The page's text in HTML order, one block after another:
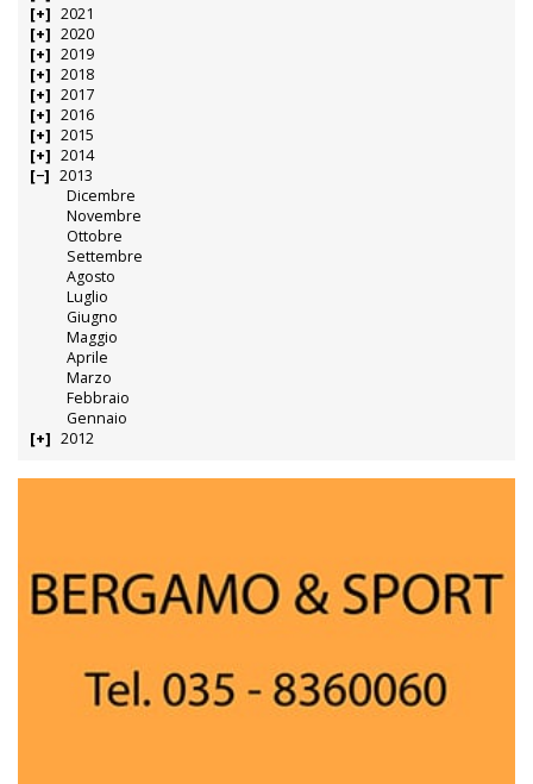
2021
2020
2019
2018
2017
2016
2015
2014
2013
Dicembre
Novembre
Ottobre
Settembre
Agosto
Luglio
Giugno
Maggio
Aprile
Marzo
Febbraio
Gennaio
2012